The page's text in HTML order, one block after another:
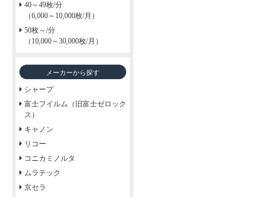
40～49枚/分
（6,000～10,000枚/月）
50枚～/分
（10,000～30,000枚/月）
メーカーから探す
シャープ
富士フイルム（旧富士ゼロック
ス）
キャノン
リコー
コニカミノルタ
ムラテック
京セラ